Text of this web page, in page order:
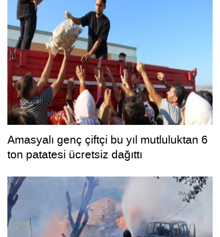
Amasyalı genç çiftçi bu yıl mutluluktan 6
ton patatesi ücretsiz dağıttı